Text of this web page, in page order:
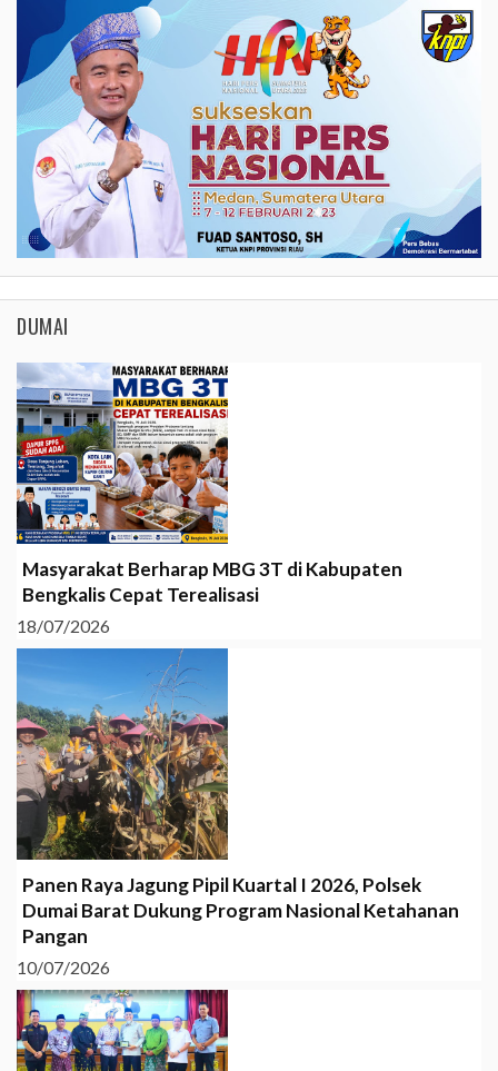
DUMAI
Masyarakat Berharap MBG 3T di Kabupaten
Bengkalis Cepat Terealisasi
18/07/2026
Panen Raya Jagung Pipil Kuartal I 2026, Polsek
Dumai Barat Dukung Program Nasional Ketahanan
Pangan
10/07/2026